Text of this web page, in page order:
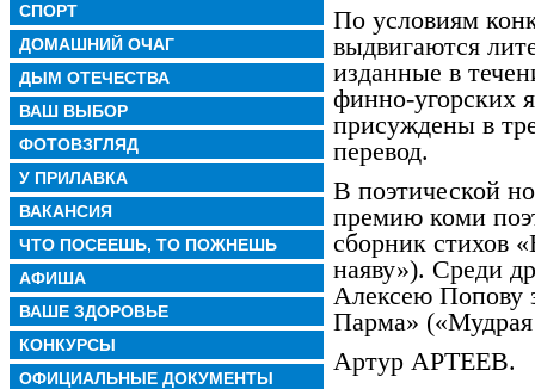
СПОРТ
ДОМАШНИЙ ОЧАГ
ДЫМ ОТЕЧЕСТВА
ВАШ ВЫБОР
ФОТОВЗГЛЯД
У ПРИЛАВКА
ВАКАНСИЯ
ЧТО ПОСЕЕШЬ, ТО ПОЖНЕШЬ
АФИША
ВАШЕ ЗДОРОВЬЕ
КОНКУРСЫ
ОФИЦИАЛЬНЫЕ ДОКУМЕНТЫ
По условиям
выдвигаются
изданные в
финно-угорских
присуждены в
перевод.
В поэтической
премию коми
сборник стихов
наяву»). Среди
Алексею Попову
Парма»
Артур АРТЕЕВ.